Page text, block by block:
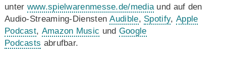
unter www.spielwarenmesse.de/media und auf den
Audio-Streaming-DienstenAudible, Spotify, Apple
Podcast, Amazon Music und Google
Podcasts abrufbar.